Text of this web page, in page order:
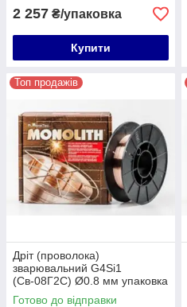
2 257 ₴/упаковка
Купити
Топ продажів
Дріт (проволока)
зварювальний G4Si1
(Св-08Г2С) Ø0.8 мм упаковка
5 кг
Готово до відправки